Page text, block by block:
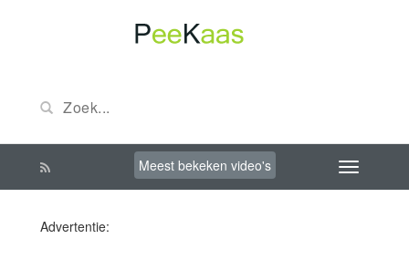
Meest bekeken video's
Advertentie: